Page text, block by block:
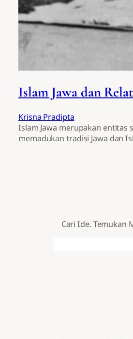
Islam Jawa dan
Krisna Pradipta
Islam Jawa merupakan entitas
memadukan tradisi Jawa dan
Cari Ide. Temukan